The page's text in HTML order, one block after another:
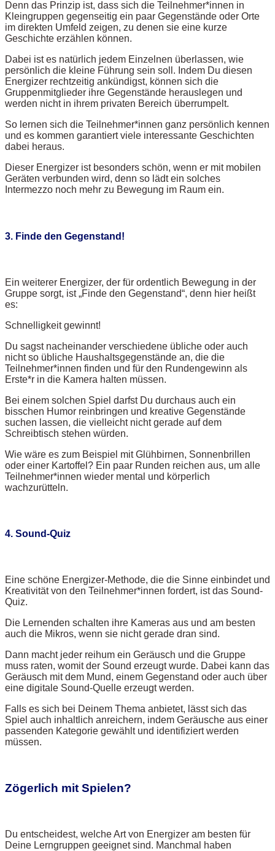
Denn das Prinzip ist, dass sich die Teilnehmer*innen in
Kleingruppen gegenseitig ein paar Gegenstände oder Orte
im direkten Umfeld zeigen, zu denen sie eine kurze
Geschichte erzählen können.
Dabei ist es natürlich jedem Einzelnen überlassen, wie
persönlich die kleine Führung sein soll. Indem Du diesen
Energizer rechtzeitig ankündigst, können sich die
Gruppenmitglieder ihre Gegenstände herauslegen und
werden nicht in ihrem privaten Bereich überrumpelt.
So lernen sich die Teilnehmer*innen ganz persönlich kennen
und es kommen garantiert viele interessante Geschichten
dabei heraus.
Dieser Energizer ist besonders schön, wenn er mit mobilen
Geräten verbunden wird, denn so lädt ein solches
Intermezzo noch mehr zu Bewegung im Raum ein.
3. Finde den Gegenstand!
Ein weiterer Energizer, der für ordentlich Bewegung in der
Gruppe sorgt, ist „Finde den Gegenstand“, denn hier heißt
es:
Schnelligkeit gewinnt!
Du sagst nacheinander verschiedene übliche oder auch
nicht so übliche Haushaltsgegenstände an, die die
Teilnehmer*innen finden und für den Rundengewinn als
Erste*r in die Kamera halten müssen.
Bei einem solchen Spiel darfst Du durchaus auch ein
bisschen Humor reinbringen und kreative Gegenstände
suchen lassen, die vielleicht nicht gerade auf dem
Schreibtisch stehen würden.
Wie wäre es zum Beispiel mit Glühbirnen, Sonnenbrillen
oder einer Kartoffel? Ein paar Runden reichen aus, um alle
Teilnehmer*innen wieder mental und körperlich
wachzurütteln.
4. Sound-Quiz
Eine schöne Energizer-Methode, die die Sinne einbindet und
Kreativität von den Teilnehmer*innen fordert, ist das Sound-
Quiz.
Die Lernenden schalten ihre Kameras aus und am besten
auch die Mikros, wenn sie nicht gerade dran sind.
Dann macht jeder reihum ein Geräusch und die Gruppe
muss raten, womit der Sound erzeugt wurde. Dabei kann das
Geräusch mit dem Mund, einem Gegenstand oder auch über
eine digitale Sound-Quelle erzeugt werden.
Falls es sich bei Deinem Thema anbietet, lässt sich das
Spiel auch inhaltlich anreichern, indem Geräusche aus einer
passenden Kategorie gewählt und identifiziert werden
müssen.
Zögerlich mit Spielen?
Du entscheidest, welche Art von Energizer am besten für
Deine Lerngruppen geeignet sind. Manchmal haben